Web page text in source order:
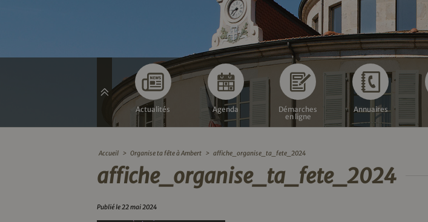
Actualités Agenda
Démarches
en ligne
Annuaires
Accueil > Organise ta fête à Ambert > affiche_organise_ta_fete_2024
affiche_organise_ta_fete_2024
Publié le 22 mai 2024